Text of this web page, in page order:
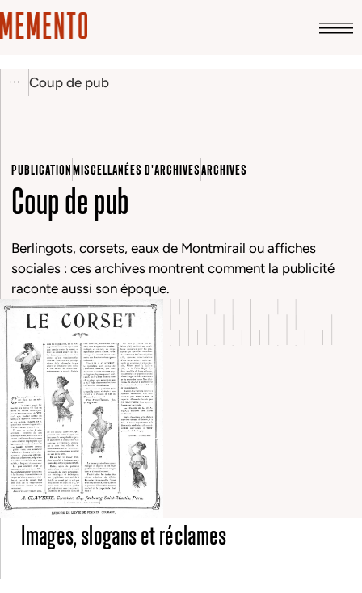
Coup de pub
PUBLICATIONMISCELLANÉES D'ARCHIVESARCHIVES
Coup de pub
Berlingots, corsets, eaux de Montmirail ou affiches
sociales : ces archives montrent comment la publicité
raconte aussi son époque.
Images, slogans et réclames